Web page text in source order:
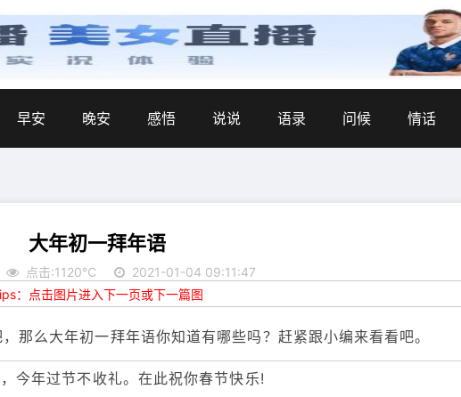
早安 晚安 感悟 说说 语录 问候 情话
大年初一拜年语
点击:1120℃
2021-01-04 09:11:47
：点击图片进入下一页或下一篇图
那么大年初一拜年语你知道有哪些吗？赶紧跟小编来看看吧。
今年过节不收礼。在此祝你春节快乐!